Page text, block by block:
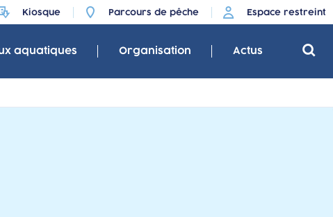
Kiosque Parcours de pêche Espace restreint
aquatiques Organisation Actus